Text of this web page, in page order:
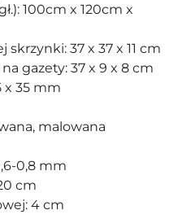
100cm x 120cm x
37 x 37 x 11 cm
gazety: 37 x 9 x 8 cm
x 35 mm
malowana
0,8 mm
cm
4 cm